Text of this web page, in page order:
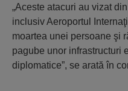
„Aceste atacuri au vizat
inclusiv Aeroportul
moartea unei persoane şi
pagube unor infrastructuri
diplomatice”, se arată în